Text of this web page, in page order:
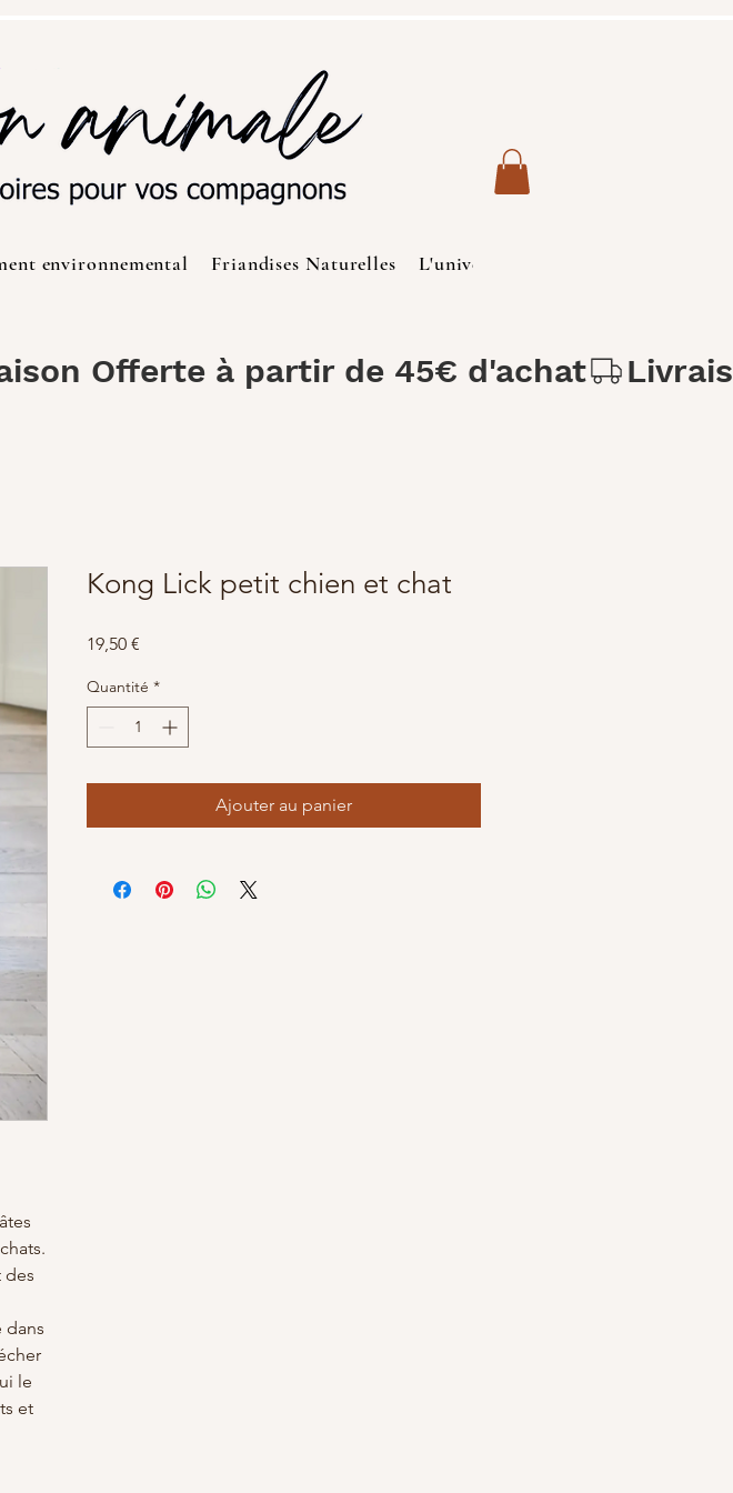
environnemental Friandises Naturelles L'univers des Chats
des
dans
le
et
Kong Lick petit chien et chat
19,50 €
Quantité *
Ajouter au panier